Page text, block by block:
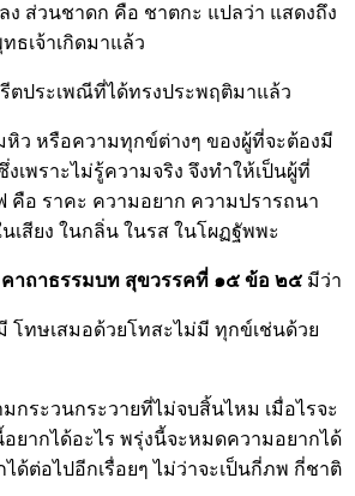
ง ส่วนชาดก คือ ชาตกะ แปลว่า แสดงถึง
ธเจ้าเกิดมาแล้ว
ตประเพณีที่ได้ทรงประพฤติมาแล้ว
หิว หรือความทุกข์ต่างๆ ของผู้ที่จะต้องมี
งเพราะไม่รู้ความจริง จึงทำให้เป็นผู้ที่
คือ ราคะ ความอยาก ความปรารถนา
เสียง ในกลิ่น ในรส ในโผฏฐัพพะ
คาถาธรรมบท สุขวรรคที่ ๑๕ ข้อ ๒๕ มีว่า
โทษเสมอด้วยโทสะไม่มี ทุกข์เช่นด้วย
กระวนกระวายที่ไม่จบสิ้นไหม เมื่อไรจะ
ยากได้อะไร พรุ่งนี้จะหมดความอยากได้
ด้ต่อไปอีกเรื่อยๆ ไม่ว่าจะเป็นกี่ภพ กี่ชาติ